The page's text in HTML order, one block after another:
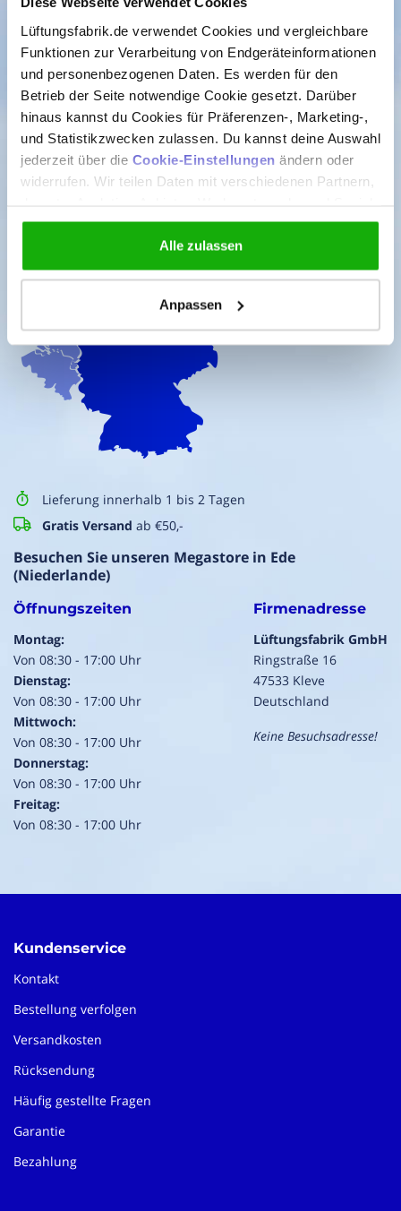
Lüftungsfabrik.de verwendet Cookies und vergleichbare
Funktionen zur Verarbeitung von Endgeräteinformationen
und personenbezogenen Daten. Es werden für den
Betrieb der Seite notwendige Cookie gesetzt. Darüber
hinaus kannst du Cookies für Präferenzen-, Marketing-,
und Statistikzwecken zulassen. Du kannst deine Auswahl
jederzeit über die Cookie-Einstellungen ändern oder
widerrufen. Wir teilen Daten mit verschiedenen Partnern,
Media-Plattformen. In unsererCookie-Erklärungfindest
du die vollständige Liste aller Partner sowie die jeweiligen
Speicherfristen pro Kategorie. Zur
Technisch notwendig (nicht abwählbar)
Präferenzen (Einstellungen zu speichern)
Statistik/Analytics (Messung der Websitenutzung)
Marketing (personalisierte Inhalte und Werbung)
Alle zulassen
Anpassen
Rufen Sie uns an +49 28 21 78 59 380
Umgehend eine Antwort
Senden Sie uns eine E-Mail
Antwort innerhalb eines Tages
Kommen Sie in unseren Megastore
Lieferung innerhalb 1 bis 2 Tagen
Gratis Versand ab €50,-
Besuchen Sie unseren Megastore in Ede
(Niederlande)
Öffnungszeiten
Montag:
Von 08:30 - 17:00 Uhr
Dienstag:
Von 08:30 - 17:00 Uhr
Mittwoch:
Von 08:30 - 17:00 Uhr
Donnerstag:
Von 08:30 - 17:00 Uhr
Freitag:
Von 08:30 - 17:00 Uhr
Firmenadresse
Lüftungsfabrik GmbH
Ringstraße 16
47533 Kleve
Deutschland
Keine Besuchsadresse!
Kundenservice
Kontakt
Bestellung verfolgen
Versandkosten
Rücksendung
Häufig gestellte Fragen
Garantie
Bezahlung